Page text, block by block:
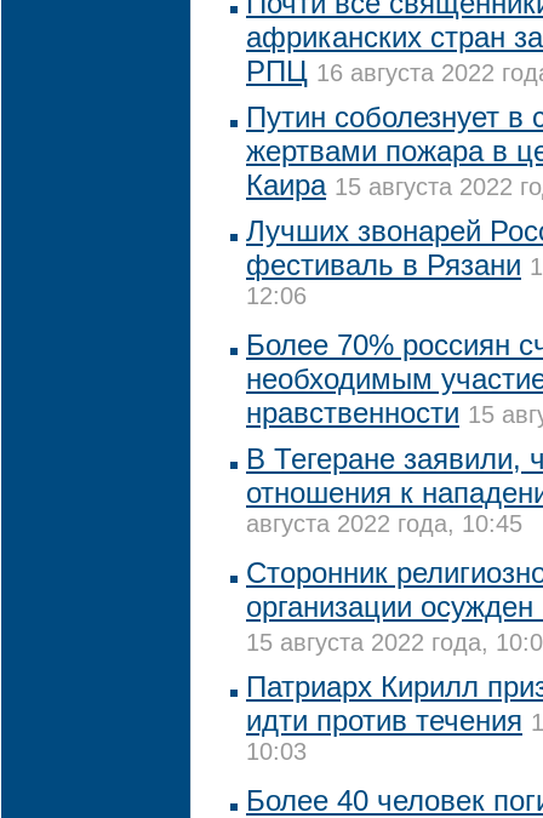
африканских стран
РПЦ 16 августа 2022
Путин соболезнует в
жертвами пожара в
Каира 15 августа 2022
Лучших звонарей
фестиваль в Рязани
12:06
Более 70% россиян
необходимым
нравственности 15
В Тегеране заявили,
отношения к
августа 2022 года, 10:45
Сторонник
организации
15 августа 2022 года,
Патриарх Кирилл
идти против течения
10:03
Более 40 человек